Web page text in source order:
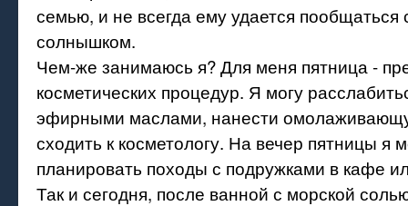
семью, и не всегда ему удается
солнышком.
Чем-же занимаюсь я? Для меня пятница -
косметических процедур. Я могу
эфирными маслами, нанести
сходить к косметологу. На вечер пятницы я
планировать походы с подружками в кафе
Так и сегодня, после ванной с морской